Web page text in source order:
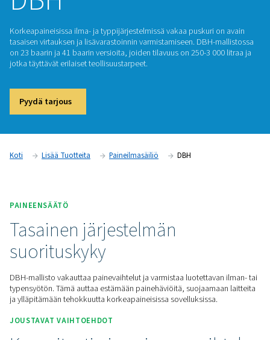
PAINEILMASÄILIÖT
DBH
Korkeapaineisissa ilma- ja typpijärjestelmissä vakaa
on 23 baarin ja 41 baarin versioita, joiden tilavuus on 250-3
Koti Lisää Tuotteita Paineilmasäiliö DBH